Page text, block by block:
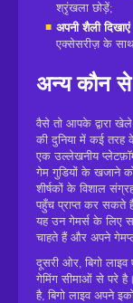
श्रृंखला छोड़ें;
अपनी शैली
एक्सेसरीज़ के
अन्य कौन से
वैसे तो आपके द्वारा
की दुनिया में कई तरह
एक उल्लेखनीय
गेम गुडियों के खजाने
शीर्षकों के विशाल
पहुँच प्राप्त कर सकते
यह उन गेमर्स के लिए
चाहते हैं और अपने
दूसरी ओर, बिगो लाइव
गेमिंग सीमाओं से परे
है, बिगो लाइव अपने